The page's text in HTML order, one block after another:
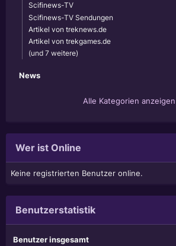
Scifinews-TV
Scifinews-TV Sendungen
Artikel von treknews.de
Artikel von trekgames.de
(und 7 weitere)
News
Alle Kategorien anzeigen
Wer ist Online
Keine registrierten Benutzer online.
Benutzerstatistik
Benutzer insgesamt